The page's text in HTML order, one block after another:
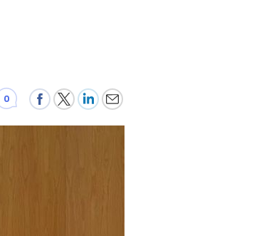
0